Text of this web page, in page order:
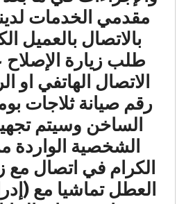
مقدمي الخدمات
بالاتصال بالعميل
طلب زيارة
الاتصال الهاتفي او
رقم صيانة ثلاجات
الساخن وسيتم
الشخصية الواردة
الكرام في اتصال مع
العطل تماشيا مع